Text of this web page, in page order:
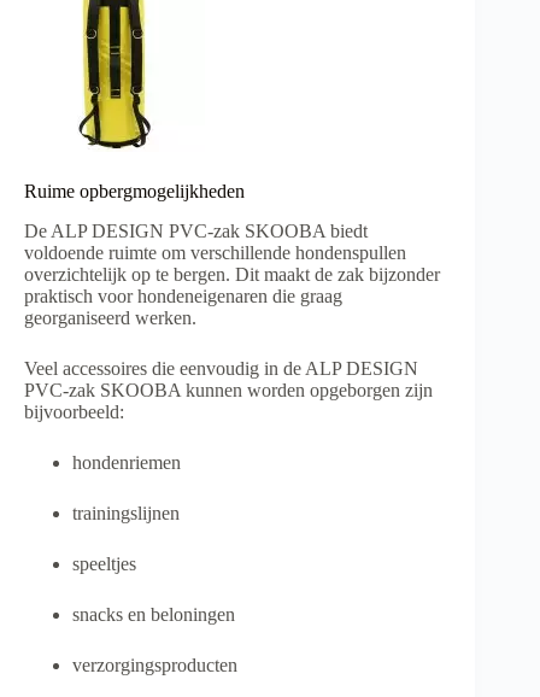
Ruime opbergmogelijkheden
De ALP DESIGN PVC-zak SKOOBA biedt
voldoende ruimte om verschillende hondenspullen
overzichtelijk op te bergen. Dit maakt de zak bijzonder
praktisch voor hondeneigenaren die graag
georganiseerd werken.
Veel accessoires die eenvoudig in de ALP DESIGN
PVC-zak SKOOBA kunnen worden opgeborgen zijn
bijvoorbeeld:
hondenriemen
trainingslijnen
speeltjes
snacks en beloningen
verzorgingsproducten